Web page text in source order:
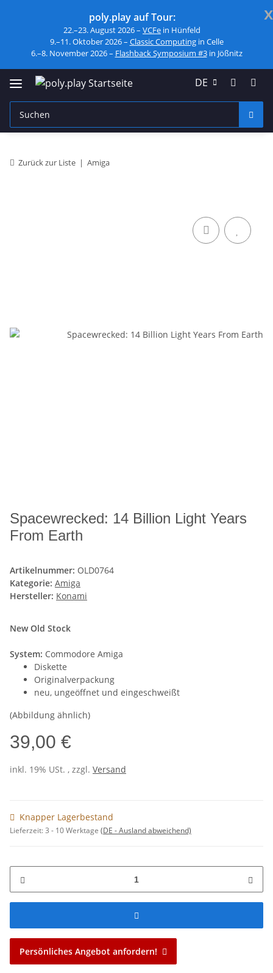
x
poly.play auf Tour:
22.–23. August 2026 – VCFe in Hünfeld
9.–11. Oktober 2026 – Classic Computingin Celle
6.–8. November 2026 – Flashback Symposium #3in Jößnitz
DE
Zurück zur Liste Amiga
Spacewrecked: 14 Billion Light Years
From Earth
Artikelnummer: OLD0764
Kategorie: Amiga
Hersteller: Konami
New Old Stock
System: Commodore Amiga
Diskette
Originalverpackung
neu, ungeöffnet und eingeschweißt
(Abbildung ähnlich)
39,00 €
inkl. 19% USt. , zzgl. Versand
Knapper Lagerbestand
Lieferzeit:3 - 10 Werktage (DE - Ausland abweichend)
Persönliches Angebot anfordern!